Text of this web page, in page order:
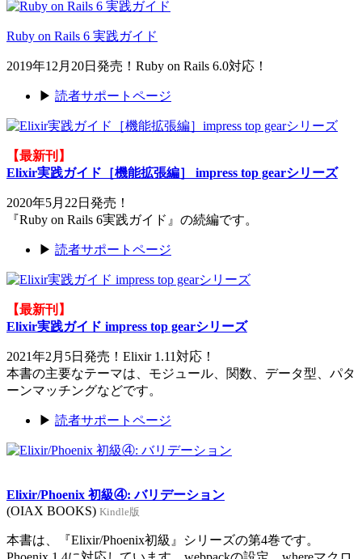
Ruby on Rails 6 実践ガイド
2019年12月20日発売！Ruby on Rails 6.0対応！
▶ 読者サポートページ
【最新刊】
Elixir実践ガイド［機能拡張編］ impress top gearシリーズ
2020年5月22日発売！
『Ruby on Rails 6実践ガイド』の続編です。
▶ 読者サポートページ
【最新刊】
Elixir実践ガイド impress top gearシリーズ
2021年2月5日発売！Elixir 1.11対応！
本書の主要なテーマは、モジュール、関数、データ型、パタ
ーンマッチングなどです。
▶ 読者サポートページ
Elixir/Phoenix 初級④: バリデーション
(OIAX BOOKS) Kindle版
本書は、『Elixir/Phoenix初級』シリーズの第4巻です。